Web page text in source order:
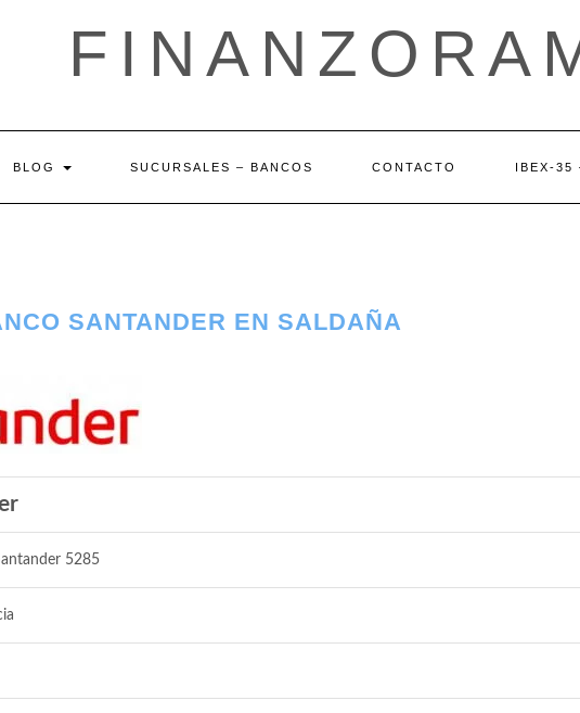
BLOG SUCURSALES – BANCOS CONTACTO IBEX-35
SANTANDER EN SALDAÑA
5285